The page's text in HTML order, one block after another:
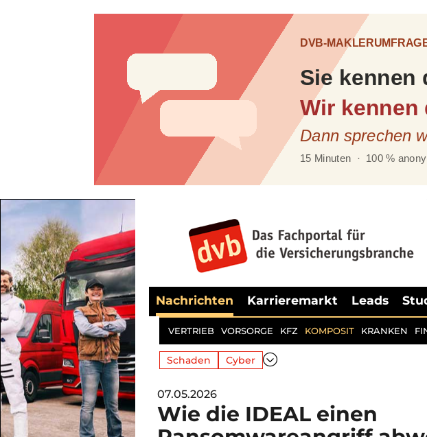
Nachrichten Karrieremarkt Leads
VERTRIEB VORSORGE KFZ KOMPOSIT KRANKEN
Schaden Cyber
07.05.2026
Wie die IDEAL einen